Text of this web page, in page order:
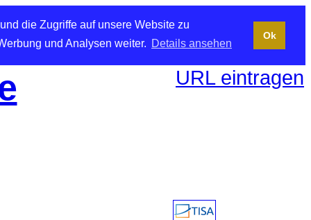
die Zugriffe auf unsere Website zu
und Analysen weiter. Details ansehen
Ok
URL eintragen